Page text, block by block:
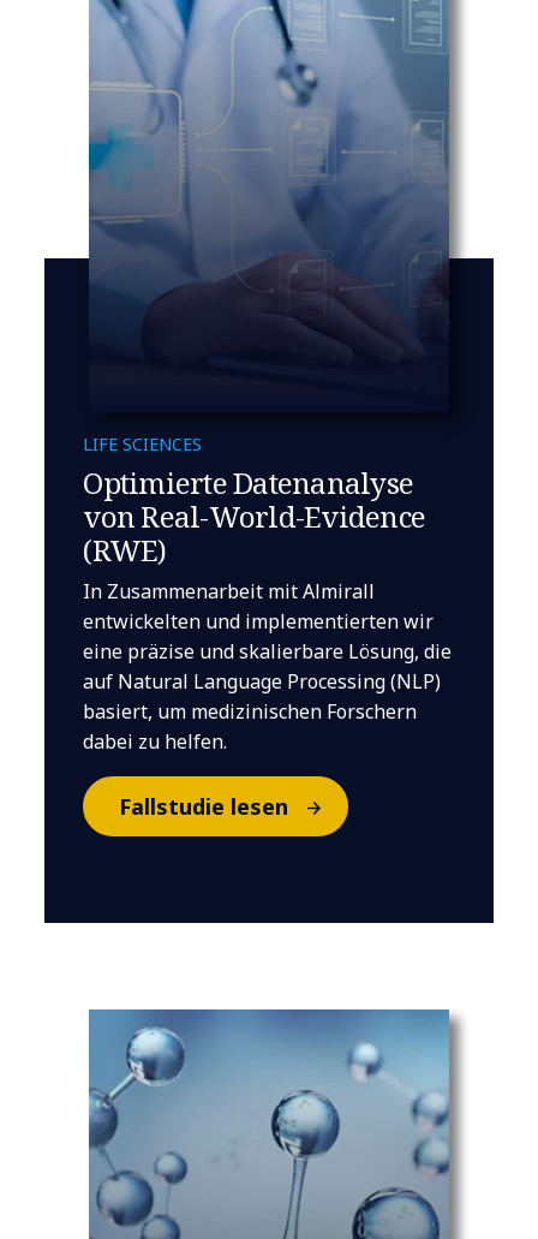
LIFE SCIENCES
Optimierte Datenanalyse
von Real-World-Evidence
(RWE)
In Zusammenarbeit mit Almirall
entwickelten und implementierten wir
eine präzise und skalierbare Lösung, die
auf Natural Language Processing (NLP)
basiert, um medizinischen Forschern
dabei zu helfen.
Fallstudie lesen